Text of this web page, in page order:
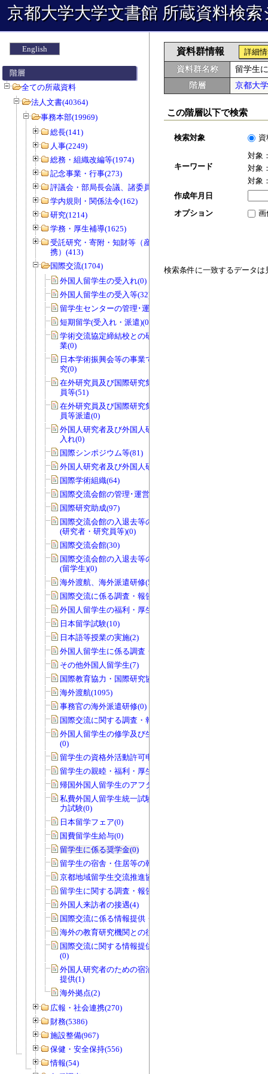
京都大学大学文書館 所蔵資料検
English
階層
全ての所蔵資料
法人文書(40364)
事務本部(19969)
総長(141)
人事(2249)
総務・組織改編等(1974)
記念事業・行事(273)
評議会・部局長会議、諸委員会等(1466)
学内規則・関係法令(162)
研究(1214)
学務・厚生補導(1625)
受託研究・寄附・知財等（産官学連
携）(413)
国際交流(1704)
外国人留学生の受入れ(0)
外国人留学生の受入等(32)
留学生センターの管理･運営(0)
短期留学(受入れ・派遣)(0)
学術交流協定締結校との研究者交流事
業(0)
日本学術振興会等の事業で国際協力研
究(0)
在外研究員及び国際研究集会派遣研究
員等(51)
在外研究員及び国際研究集会派遣研究
員等派遣(0)
外国人研究者及び外国人研究員等の受
入れ(0)
国際シンポジウム等(81)
外国人研究者及び外国人研究員等(47)
国際学術組織(64)
国際交流会館の管理･運営等(0)
国際研究助成(97)
国際交流会館の入退去等の届出・許可
(研究者・研究員等)(0)
国際交流会館(30)
国際交流会館の入退去等の届出・許可
(留学生)(0)
海外渡航、海外派遣研修(58)
国際交流に係る調査・報告等(18)
外国人留学生の福利・厚生・親睦等(15)
日本留学試験(10)
日本語等授業の実施(2)
外国人留学生に係る調査・報告等(2)
その他外国人留学生(7)
国際教育協力・国際研究協力(26)
海外渡航(1095)
事務官の海外派遣研修(0)
国際交流に関する調査・報告等(2)
外国人留学生の修学及び生活上の指導
(0)
留学生の資格外活動許可申請(40)
留学生の親睦・福利・厚生等(1)
帰国外国人留学生のアフターケア(0)
私費外国人留学生統一試験・日本語能
力試験(0)
日本留学フェア(0)
国費留学生給与(0)
留学生に係る奨学金(0)
留学生の宿舎・住居等の斡旋(0)
京都地域留学生交流推進協議会(0)
留学生に関する調査・報告等(1)
外国人来訪者の接遇(4)
国際交流に係る情報提供・広報活動(1)
海外の教育研究機関との往復文書(17)
国際交流に関する情報提供・広報活動
(0)
外国人研究者のための宿泊施設の情報
提供(1)
海外拠点(2)
広報・社会連携(270)
財務(5386)
施設整備(967)
保健・安全保持(556)
情報(54)
資料群情報
詳細
資料群名称
留学生
階層
京都大
この階層以下で検索
検索対象 資
キーワード
対象
対象
対象
作成年月日
オプション
画
検索条件に一致するデータ